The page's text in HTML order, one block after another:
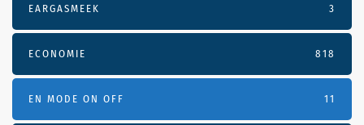
EARGASMEEK 3
ECONOMIE 818
EN MODE ON OFF 11